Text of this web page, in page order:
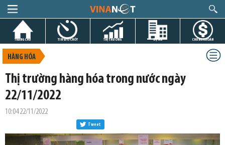
TRANG CHỦ TIN GIỜ CHÓT THỊ TRƯỜNG DỰ ÁN CHỨNG KHOÁN
HÀNG HÓA
Thị trường hàng hóa trong nước ngày
22/11/2022
10:04 22/11/2022
Tweet